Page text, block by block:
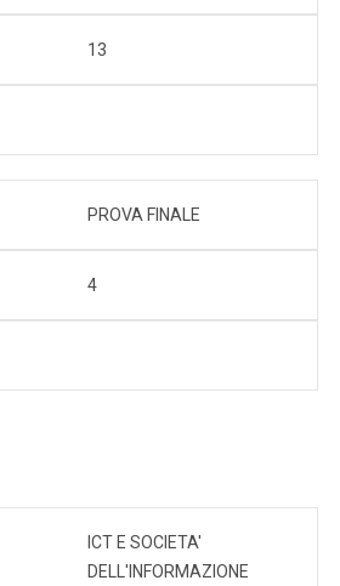
13
PROVA FINALE
4
ICT E SOCIETA'
DELL'INFORMAZIONE